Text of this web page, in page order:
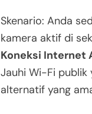
Skenario: Anda
kamera aktif di
Koneksi Internet
Jauhi Wi-Fi publik
alternatif yang